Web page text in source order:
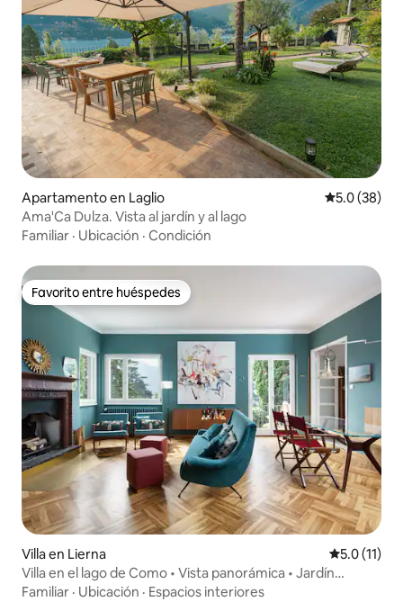
Apartamento en Laglio Calificación
5.0 (38)
Ama'Ca Dulza. Vista al jardín y al lago
Familiar · Ubicación · Condición
Favorito entre huéspedes
Favorito entre huéspedes
Villa en Lierna Calificación
5.0 (11)
Villa en el lago de Como • Vista panorámica • Jardín
privado
Familiar · Ubicación · Espacios interiores